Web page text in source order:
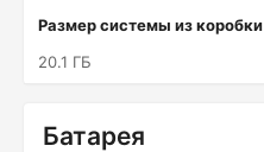
Размер системы из коробки
20.1 ГБ
Батарея